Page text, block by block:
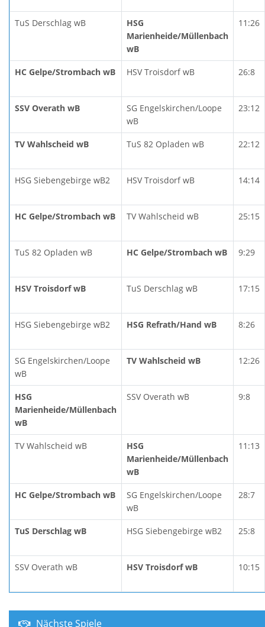
TuS Derschlag wB
HSG
Marienheide/Müllenbach
wB
11:26
HC Gelpe/Strombach wB HSV Troisdorf wB 26:8
SSV Overath wB
SG Engelskirchen/Loope
wB
23:12
TV Wahlscheid wB TuS 82 Opladen wB 22:12
HSG Siebengebirge wB2 HSV Troisdorf wB 14:14
HC Gelpe/Strombach wB TV Wahlscheid wB 25:15
TuS 82 Opladen wB HC Gelpe/Strombach wB 9:29
HSV Troisdorf wB TuS Derschlag wB 17:15
HSG Siebengebirge wB2 HSG Refrath/Hand wB 8:26
SG Engelskirchen/Loope
wB
TV Wahlscheid wB 12:26
HSG
Marienheide/Müllenbach
wB
SSV Overath wB 9:8
TV Wahlscheid wB
HSG
Marienheide/Müllenbach
wB
11:13
HC Gelpe/Strombach wB
SG Engelskirchen/Loope
wB
28:7
TuS Derschlag wB HSG Siebengebirge wB2 25:8
SSV Overath wB HSV Troisdorf wB 10:15
Nächste Spiele